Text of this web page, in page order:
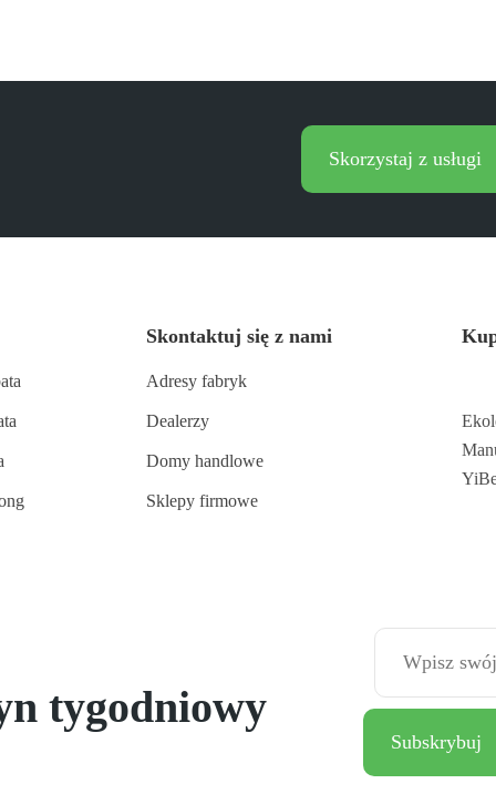
Skorzystaj z usługi
Skontaktuj się z nami
Adresy fabryk
Dealerzy
Domy handlowe
Sklepy firmowe
tygodniowy